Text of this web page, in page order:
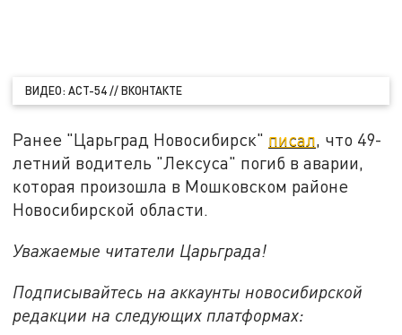
ВИДЕО: АСТ-54 // ВКОНТАКТЕ
Ранее "Царьград Новосибирск" писал, что 49-
летний водитель "Лексуса" погиб в аварии,
которая произошла в Мошковском районе
Новосибирской области.
Уважаемые читатели Царьграда!
Подписывайтесь на аккаунты новосибирской
редакции на следующих платформах: